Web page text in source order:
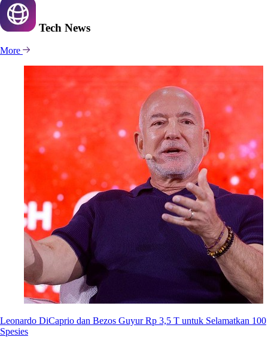
Tech News
More
Leonardo DiCaprio dan Bezos Guyur Rp 3,5 T untuk Selamatkan 100
Spesies